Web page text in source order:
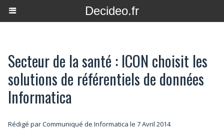
Decideo.fr
Secteur de la santé : ICON choisit les
solutions de référentiels de données
Informatica
Rédigé par Communiqué de Informatica le 7 Avril 2014